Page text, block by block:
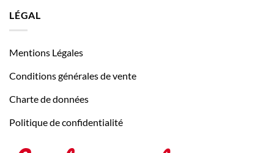
LÉGAL
Mentions Légales
Conditions générales de vente
Charte de données
Politique de confidentialité